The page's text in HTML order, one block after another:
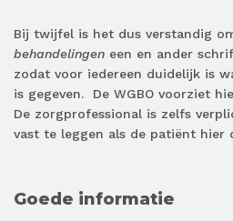
Bij twijfel is het dus verstandig
behandelingen een en ander
zodat voor iedereen duidelijk is
is gegeven. De WGBO voorziet
De zorgprofessional is zelfs
vast te leggen als de patiënt hier
Goede informatie